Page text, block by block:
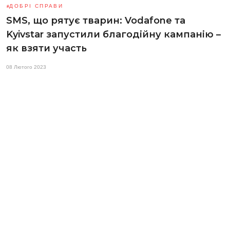
ДОБРІ СПРАВИ
SMS, що рятує тварин: Vodafone та
Kyivstar запустили благодійну кампанію –
як взяти участь
08 Лютого 2023